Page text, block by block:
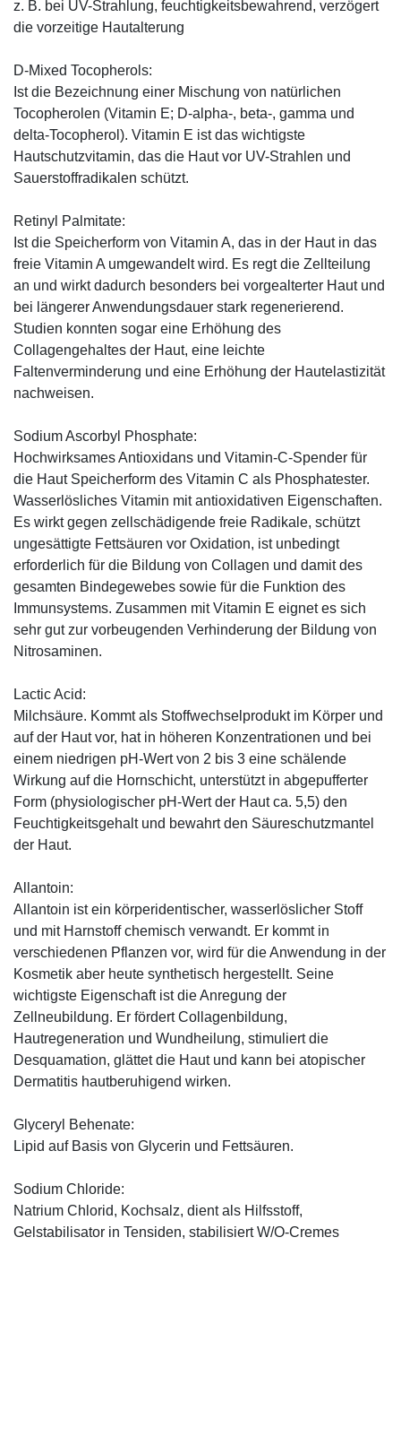
z. B. bei UV-Strahlung, feuchtigkeitsbewahrend, verzögert
die vorzeitige Hautalterung
D-Mixed Tocopherols:
Ist die Bezeichnung einer Mischung von natürlichen
Tocopherolen (Vitamin E; D-alpha-, beta-, gamma und
delta-Tocopherol). Vitamin E ist das wichtigste
Hautschutzvitamin, das die Haut vor UV-Strahlen und
Sauerstoffradikalen schützt.
Retinyl Palmitate:
Ist die Speicherform von Vitamin A, das in der Haut in das
freie Vitamin A umgewandelt wird. Es regt die Zellteilung
an und wirkt dadurch besonders bei vorgealterter Haut und
bei längerer Anwendungsdauer stark regenerierend.
Studien konnten sogar eine Erhöhung des
Collagengehaltes der Haut, eine leichte
Faltenverminderung und eine Erhöhung der Hautelastizität
nachweisen.
Sodium Ascorbyl Phosphate:
Hochwirksames Antioxidans und Vitamin-C-Spender für
die Haut Speicherform des Vitamin C als Phosphatester.
Wasserlösliches Vitamin mit antioxidativen Eigenschaften.
Es wirkt gegen zellschädigende freie Radikale, schützt
ungesättigte Fettsäuren vor Oxidation, ist unbedingt
erforderlich für die Bildung von Collagen und damit des
gesamten Bindegewebes sowie für die Funktion des
Immunsystems. Zusammen mit Vitamin E eignet es sich
sehr gut zur vorbeugenden Verhinderung der Bildung von
Nitrosaminen.
Lactic Acid:
Milchsäure. Kommt als Stoffwechselprodukt im Körper und
auf der Haut vor, hat in höheren Konzentrationen und bei
einem niedrigen pH-Wert von 2 bis 3 eine schälende
Wirkung auf die Hornschicht, unterstützt in abgepufferter
Form (physiologischer pH-Wert der Haut ca. 5,5) den
Feuchtigkeitsgehalt und bewahrt den Säureschutzmantel
der Haut.
Allantoin:
Allantoin ist ein körperidentischer, wasserlöslicher Stoff
und mit Harnstoff chemisch verwandt. Er kommt in
verschiedenen Pflanzen vor, wird für die Anwendung in der
Kosmetik aber heute synthetisch hergestellt. Seine
wichtigste Eigenschaft ist die Anregung der
Zellneubildung. Er fördert Collagenbildung,
Hautregeneration und Wundheilung, stimuliert die
Desquamation, glättet die Haut und kann bei atopischer
Dermatitis hautberuhigend wirken.
Glyceryl Behenate:
Lipid auf Basis von Glycerin und Fettsäuren.
Sodium Chloride:
Natrium Chlorid, Kochsalz, dient als Hilfsstoff,
Gelstabilisator in Tensiden, stabilisiert W/O-Cremes